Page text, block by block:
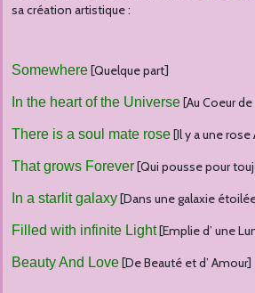
sa création artistique :
Somewhere[Quelque part]
In the heart of the Universe[Au Coeur de
There is a soul mate rose[Il y a une
That grows Forever[Qui pousse pour
In a starlit galaxy[Dans une galaxie
Filled with infinite Light[Emplie d’ une
Beauty And Love[De Beauté et d’ Amour]